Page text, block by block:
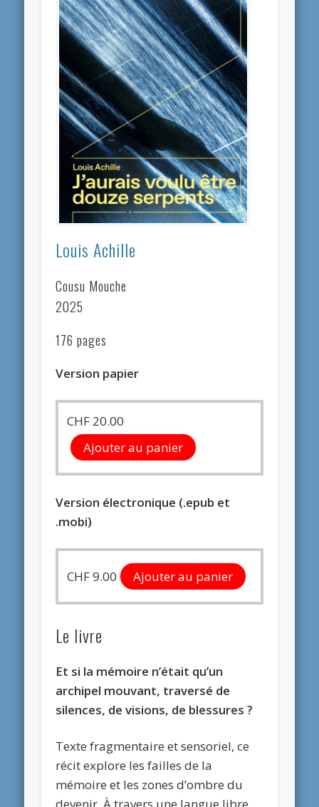
Louis Achille
Cousu Mouche
2025
176 pages
Version papier
CHF 20.00
Ajouter au panier
Version électronique (.epub et
.mobi)
CHF9.00 Ajouter au panier
Le livre
Et si la mémoire n’était qu’un
archipel mouvant, traversé de
silences, de visions, de blessures ?
Texte fragmentaire et sensoriel, ce
récit explore les failles de la
mémoire et les zones d’ombre du